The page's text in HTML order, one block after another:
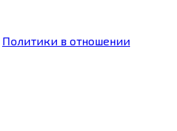
Политики в отношении